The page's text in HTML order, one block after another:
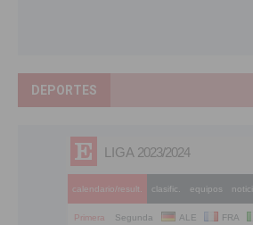
DEPORTES